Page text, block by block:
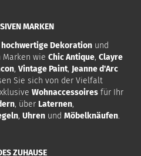
MARKEN
hochwertige Dekoration und
wie Chic Antique, Clayre
, Vintage Paint, Jeanne d'Arc
Sie sich von der Vielfalt
Wohnaccessoires für Ihr
, über Laternen,
, Uhren und Möbelknäufen.
ZUHAUSE